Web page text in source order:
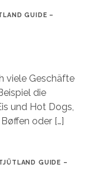
GUIDE –
viele Geschäfte
die
und Hot Dogs,
oder […]
GUIDE –